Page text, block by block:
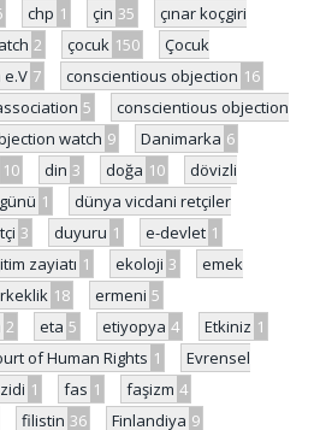
chp 1 çin 35
çınar koçgiri
2 çocuk 150
Çocuk
7 conscientious objection 16
5
conscientious objection
watch 9 Danimarka 6
10 din 3 doğa 10
dövizli
1
dünya vicdani retçiler
3 duyuru 1 e-devlet 1
zayiatı 1 ekoloji 3
emek
18 ermeni 5
2 eta 5 etiyopya 4 Etkiniz 1
of Human Rights 1
Evrensel
1 fas 1 faşizm 4
filistin 36 Finlandiya 9